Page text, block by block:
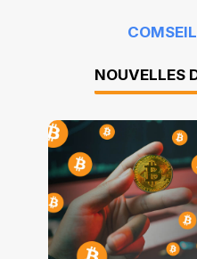
NOUVELLES